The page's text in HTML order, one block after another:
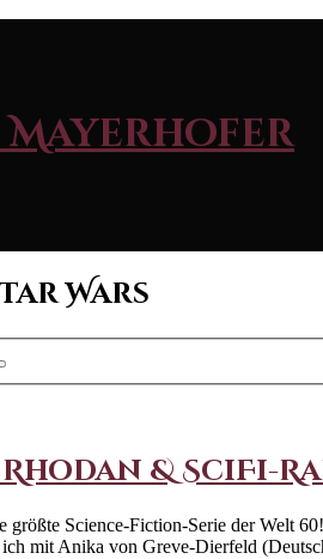
Mayerhofer
Wars
& SciFi-
größte Science-Fiction-Serie der Welt
mit Anika von Greve-Dierfeld